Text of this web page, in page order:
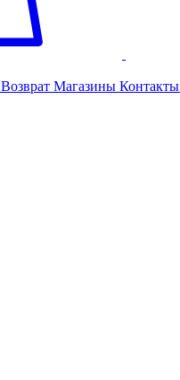
Возврат Магазины Контакты